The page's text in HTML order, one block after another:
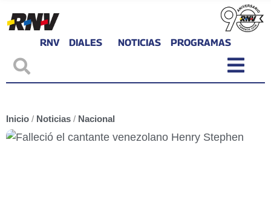
RNV DIALES NOTICIAS PROGRAMAS
Inicio / Noticias / Nacional